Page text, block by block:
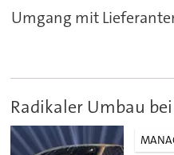
Umgang mit
Radikaler Umbau